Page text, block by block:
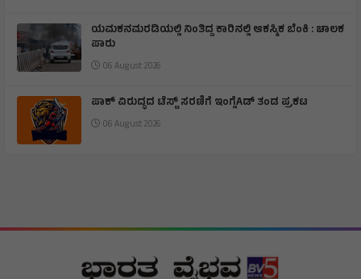
ಯಮಕನಮರಡಿಯಲ್ಲಿ ನಿಂತಿದ್ದ ಕಾರಿನಲ್ಲಿ ಆಕಸ್ಮಿಕ ಬೆಂಕಿ : ಚಾಲಕ
ಪಾರು
06 August 2026
ಪಾಕ್ ವಿರುದ್ಧದ ಟೆಸ್ಟ್ ಸರಣಿಗೆ ಇಂಗ್ಲೆAಡ್ ತಂಡ ಪ್ರಕಟ
06 August 2026